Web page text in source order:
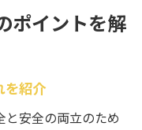
ポイントを解
を紹介
安全の両立のため